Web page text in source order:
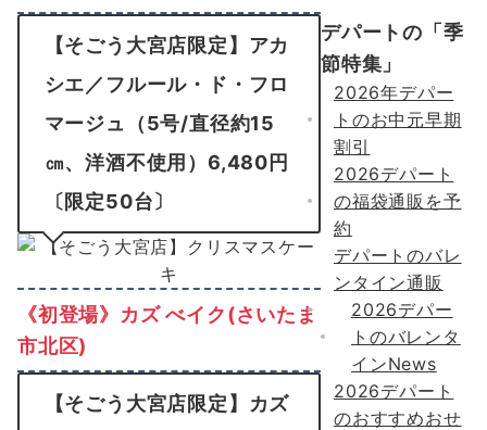
【そごう大宮店限定】アカ
シエ／フルール・ド・フロ
マージュ（5号/直径約15
㎝、洋酒不使用）6,480円
〔限定50台〕
《初登場》カズ べイク(さいたま
市北区)
【そごう大宮店限定】カズ
デパートの「季
節特集」
2026年デパー
トのお中元早期
割引
2026デパート
の福袋通販を予
約
デパートのバレ
ンタイン通販
2026デパー
トのバレンタ
インNews
2026デパート
のおすすめおせ